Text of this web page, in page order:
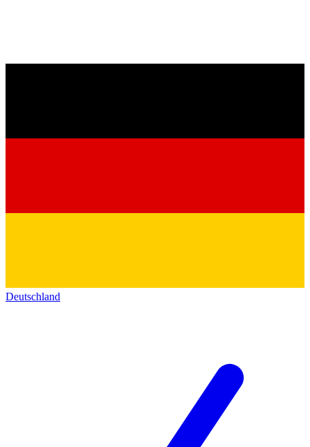
Deutschland